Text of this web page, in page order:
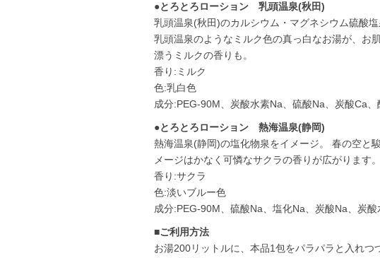
●とろとろローション 乳頭温泉(秋田)
乳頭温泉(秋田)のカルシウム・マグネシウム硫酸塩
乳頭温泉のようなミルク色の真っ白なお湯が、お
漂うミルクの香りも。
香り:ミルク
色:乳白色
成分:PEG-90M、炭酸水素Na、硫酸Na、炭酸Ca
●とろとろローション 熱海温泉(静岡)
熱海温泉(静岡)の塩化物泉をイメージ。 春の空と
メージはかなく可憐なサクラの香りが広がります。
香り:サクラ
色:淡いブルー色
成分:PEG-90M、硫酸Na、塩化Na、炭酸Na、炭
■ご利用方法
お湯200リットルに、本品1包をパラパラと入れつ